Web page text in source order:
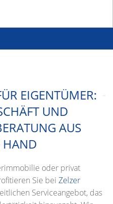
EIGENTÜMER:
UND
AUS
HAND
oder privat
Sie bei Zelzer
Serviceangebot, das